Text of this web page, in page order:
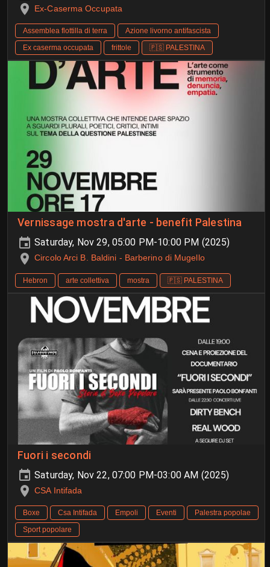
Ex-Caserma Occupata
Assemblea flottilla di terra
Azione livorno antifascista
Ex caserma occupata
frittole 🇵🇸 PALESTINA
Vernissage mostra d'arte - benefit Palestina
Saturday, Nov 29, 05:00 PM-10:00 PM (2025)
Circolo Arci B. Baldini - Barberino di Mugello
Hebron arte collettiva mostra 🇵🇸 PALESTINA
Fuori i secondi
Saturday, Nov 22, 07:00 PM-03:00 AM (2025)
CSA Intifada
Boxe Csa Intifada Empoli Eventi
Palestra popolae
Sport popolare